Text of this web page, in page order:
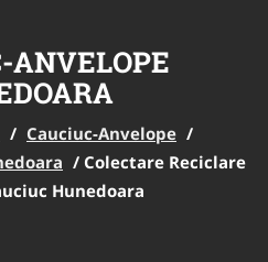
ANVELOPE
/ Cauciuc-Anvelope /
/ Colectare Reciclare
Hunedoara